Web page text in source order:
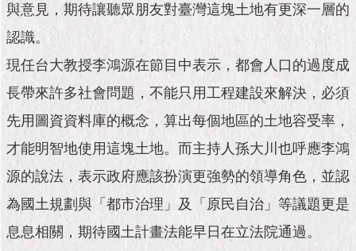
願
及
成
果
市
資
料
館
發
現
與意見，期待讓聽眾朋友對臺灣這塊土地有更深一層的
認識。
現任台大教授李鴻源在節目中表示，都會人口的過度成
長帶來許多社會問題，不能只用工程建設來解決，必須
先用圖資資料庫的概念，算出每個地區的土地容受率，
才能明智地使用這塊土地。而主持人孫大川也呼應李鴻
源的說法，表示政府應該扮演更強勢的領導角色，並認
為國土規劃與「都市治理」及「原民自治」等議題更是
息息相關，期待國土計畫法能早日在立法院通過。